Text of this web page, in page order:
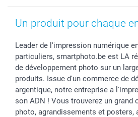
Un produit pour chaque
Leader de l'impression numérique
particuliers, smartphoto.be est LA
de développement photo sur un
produits. Issue d'un commerce de
argentique, notre entreprise a
son ADN ! Vous trouverez un grand
photo, agrandissements et posters,